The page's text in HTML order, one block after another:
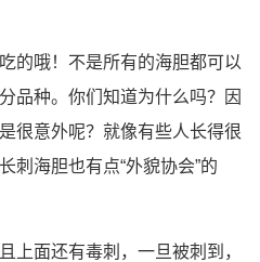
的哦！不是所有的海胆都可以
品种。你们知道为什么吗？因
很意外呢？就像有些人长得很
刺海胆也有点“外貌协会”的
上面还有毒刺，一旦被刺到，